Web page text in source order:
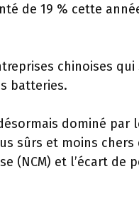
de 19 % cette
chinoises qui
batteries.
dominé
sûrs et moins
(NCM) et l’écart de